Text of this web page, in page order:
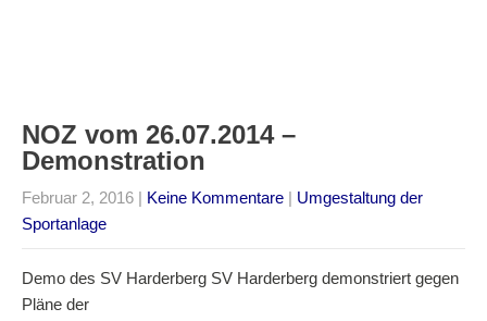
NOZ vom 26.07.2014 –
Demonstration
Februar 2, 2016 | Keine Kommentare | Umgestaltung der
Sportanlage
Demo des SV Harderberg SV Harderberg demonstriert gegen
Pläne der